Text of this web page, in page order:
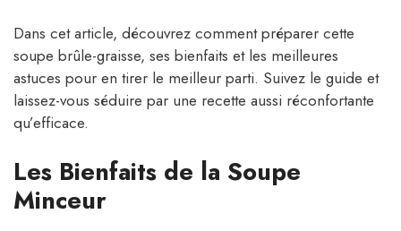
Dans cet article, découvrez comment préparer cette
soupe brûle-graisse, ses bienfaits et les meilleures
astuces pour en tirer le meilleur parti. Suivez le guide et
laissez-vous séduire par une recette aussi réconfortante
qu’efficace.
Les Bienfaits de la Soupe
Minceur